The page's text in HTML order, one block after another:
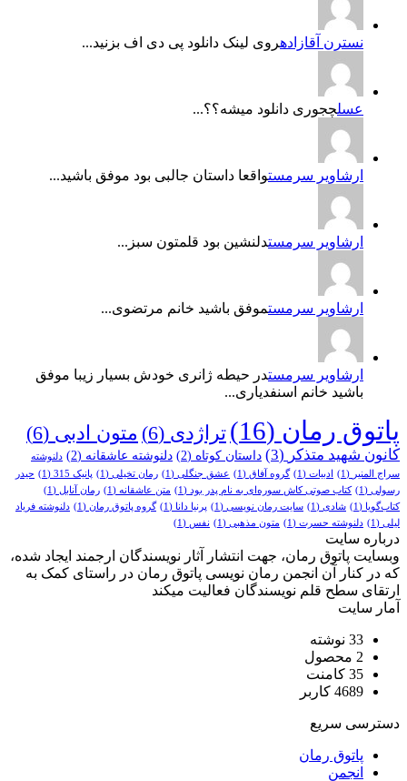
نسترن آقازادهروی لینک دانلود پی دی اف بزنید...
چجوری دانلود میشه؟؟...
ارشاویر سرمست واقعا داستان جالبی بود موفق باشید...
ارشاویر سرمست دلنشین بود قلمتون سبز...
ارشاویر سرمست موفق باشید خانم مرتضوی...
ارشاویر سرمست در حیطه ژانری خودش بسیار زیبا موفق
باشید خانم اسنفدیاری...
رمان(16) تراژدی (6) متون ادبی(6)
شهید متذکر(3) داستان کوتاه(2) دلنوشته عاشقانه(2)
دلنوشته
المنیر(1) ادبیات (1) گروه آفاق(1) عشق جنگلی (1) رمان تخیلی (1) پانیک 315 (1)
حیدر
(1) کتاب صوتی کاش سوره‌ای به نام پدر بود(1) متن عاشقانه(1) رمان آنابل(1)
(1) شادی (1) سایت رمان نویسی(1) پرنیا دانا (1) گروه پاتوق رمان(1)
دلنوشته فریاد
دلنوشته حسرت(1) متون مذهبی(1) نفس(1)
سایت
پاتوق رمان، جهت انتشار آثار نویسندگان ارجمند ایجاد شده،
کنار آن انجمن رمان نویسی پاتوق رمان در راستای کمک به
سطح قلم نویسندگان فعالیت میکند
سایت
33 نوشته
35 کامنت
4689 کاربر
سریع
پاتوق رمان
انجمن